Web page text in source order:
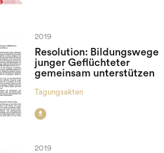
2019
Resolution: Bildungswege
junger Geflüchteter
gemeinsam unterstützen
Tagungsakten

2019